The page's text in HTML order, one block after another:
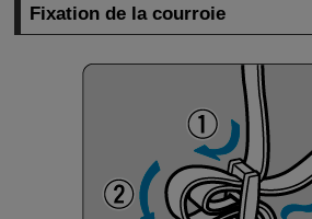
Fixation de la courroie